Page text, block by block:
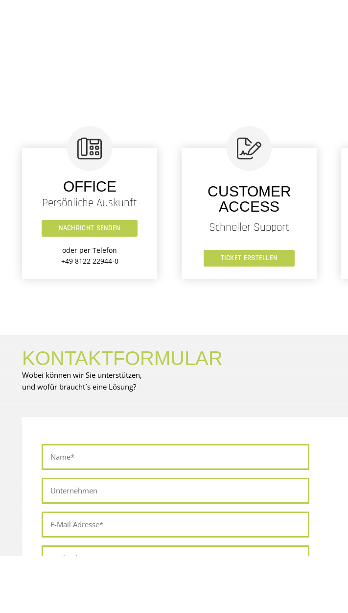
OFFICE
Persönliche Auskunft
NACHRICHT SENDEN
oder per Telefon
+49 8122 22944-0
CUSTOMER
ACCESS
Schneller Support
TICKET ERSTELLEN
KONTAKTFORMULAR
Wobei können wir Sie unterstützen,
und wofür braucht´s eine Lösung?